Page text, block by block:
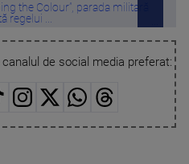
the Colour”, parada militară
regelui ...
de social media preferat: